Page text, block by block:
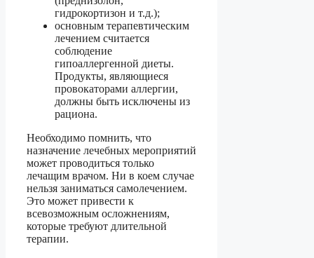
гидрокортизон и т.д.);
основным терапевтическим
лечением считается
соблюдение
гипоаллергенной диеты.
Продукты, являющиеся
провокаторами аллергии,
должны быть исключены из
рациона.
Необходимо помнить, что
назначение лечебных мероприятий
может проводиться только
лечащим врачом. Ни в коем случае
нельзя заниматься самолечением.
Это может привести к
всевозможным осложнениям,
которые требуют длительной
терапии.